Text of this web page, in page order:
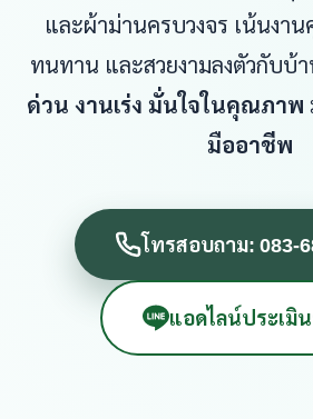
และผ้าม่านครบวงจร เน้นงา
ทนทาน และสวยงามลงตัวกับบ้
ด่วน งานเร่ง มั่นใจในคุณภา
มืออาชีพ
โทรสอบถาม: 083-
แอดไลน์ประเมิ